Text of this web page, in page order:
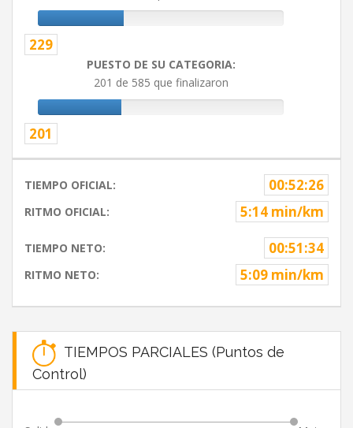
229
PUESTO DE SU CATEGORIA:
201 de 585 que finalizaron
201
TIEMPO OFICIAL: 00:52:26
RITMO OFICIAL: 5:14 min/km
TIEMPO NETO: 00:51:34
RITMO NETO: 5:09 min/km
TIEMPOS PARCIALES (Puntos de
Control)